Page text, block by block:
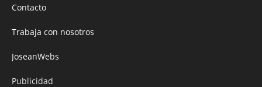
Contacto
Trabaja con nosotros
JoseanWebs
Publicidad